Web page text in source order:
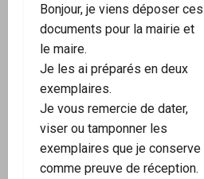
Bonjour, je viens déposer ces
documents pour la mairie et
le maire.
Je les ai préparés en deux
exemplaires.
Je vous remercie de dater,
viser ou tamponner les
exemplaires que je conserve
comme preuve de réception.